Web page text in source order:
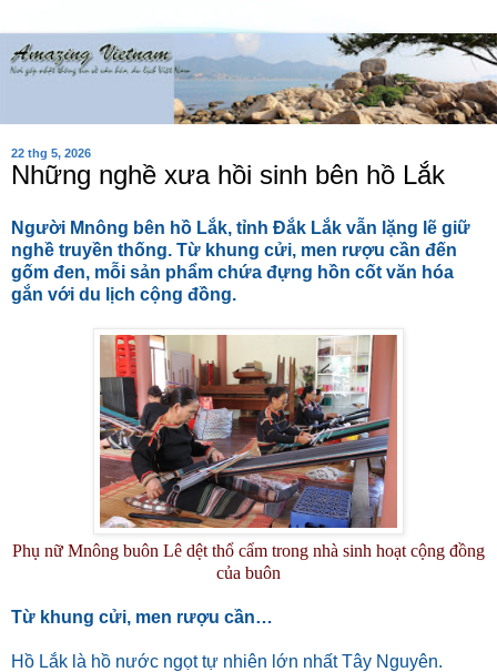
22 thg 5, 2026
Những nghề xưa hồi sinh bên hồ Lắk
Người Mnông bên hồ Lắk, tỉnh Đắk Lắk vẫn lặng lẽ giữ
nghề truyền thống. Từ khung cửi, men rượu cần đến
gốm đen, mỗi sản phẩm chứa đựng hồn cốt văn hóa
gắn với du lịch cộng đồng.
Phụ nữ Mnông buôn Lê dệt thổ cẩm trong nhà sinh hoạt cộng đồng
của buôn
Từ khung cửi, men rượu cần…
Hồ Lắk là hồ nước ngọt tự nhiên lớn nhất Tây Nguyên.